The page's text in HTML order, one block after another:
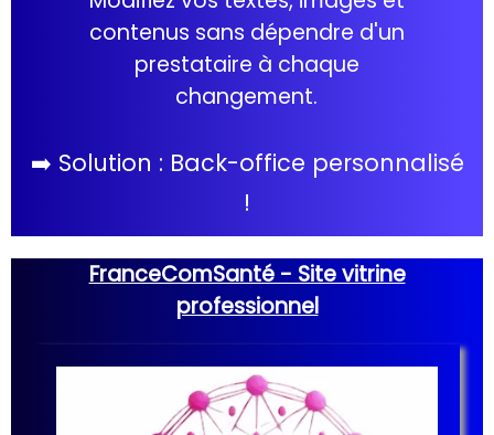
contenus sans dépendre d'un
prestataire à chaque
changement.
➡️ Solution : Back-office personnalisé
!
FranceComSanté - Site vitrine
professionnel